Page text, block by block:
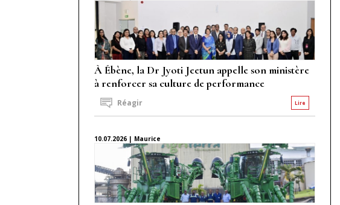
À Ébène, la Dr Jyoti Jeetun appelle son ministère
à renforcer sa culture de performance
Lire
Réagir
10.07.2026 | Maurice